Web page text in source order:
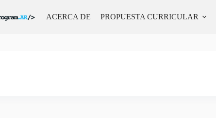
ACERCA DE PROPUESTA CURRICULAR